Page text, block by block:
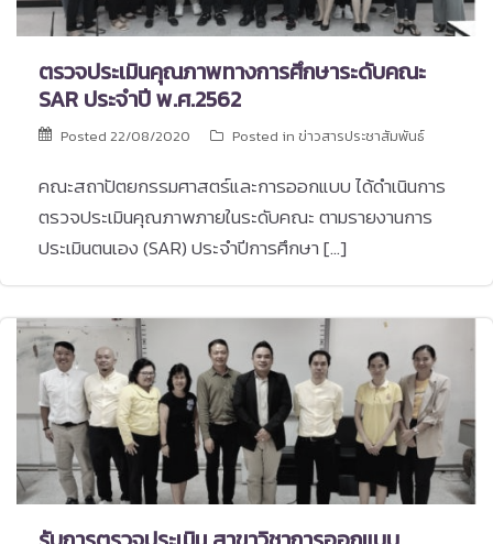
ตรวจประเมินคุณภาพทางการศึกษาระดับคณะ
SAR ประจำปี พ.ศ.2562
Posted 22/08/2020 Posted in ข่าวสารประชาสัมพันธ์
คณะสถาปัตยกรรมศาสตร์และการออกแบบ ได้ดำเนินการ
ตรวจประเมินคุณภาพภายในระดับคณะ ตามรายงานการ
ประเมินตนเอง (SAR) ประจำปีการศึกษา […]